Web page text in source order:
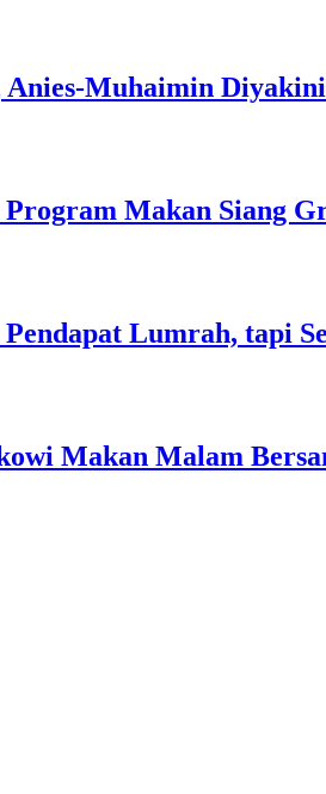
Muhaimin
Makan Siang
Lumrah, tapi
Makan Malam